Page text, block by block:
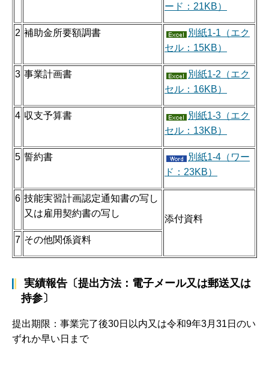
ード：21KB）
2 補助金所要額調書
別紙1-1（エク
セル：15KB）
3 事業計画書
別紙1-2（エク
セル：16KB）
4 収支予算書
別紙1-3（エク
セル：13KB）
5 誓約書
別紙1-4（ワー
ド：23KB）
6 技能実習計画認定通知書の写し
又は雇用契約書の写し
添付資料
7 その他関係資料
実績報告〔提出方法：電子メール又は郵送又は
持参〕
提出期限：事業完了後30日以内又は令和9年3月31日のい
ずれか早い日まで